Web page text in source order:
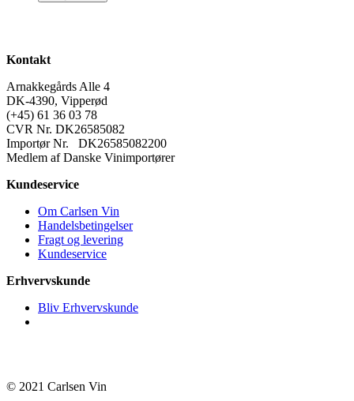
antal
Kontakt
Arnakkegårds Alle 4
DK-4390, Vipperød
(+45) 61 36 03 78
CVR Nr. DK26585082
Importør Nr. DK26585082200
Medlem af Danske Vinimportører
Kundeservice
Om Carlsen Vin
Handelsbetingelser
Fragt og levering
Kundeservice
Erhvervskunde
Bliv Erhvervskunde
© 2021 Carlsen Vin